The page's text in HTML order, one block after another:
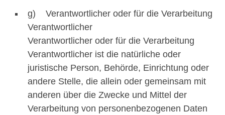
g) Verantwortlicher oder für die Verarbeitung
Verantwortlicher
Verantwortlicher oder für die Verarbeitung
Verantwortlicher ist die natürliche oder
juristische Person, Behörde, Einrichtung oder
andere Stelle, die allein oder gemeinsam mit
anderen über die Zwecke und Mittel der
Verarbeitung von personenbezogenen Daten